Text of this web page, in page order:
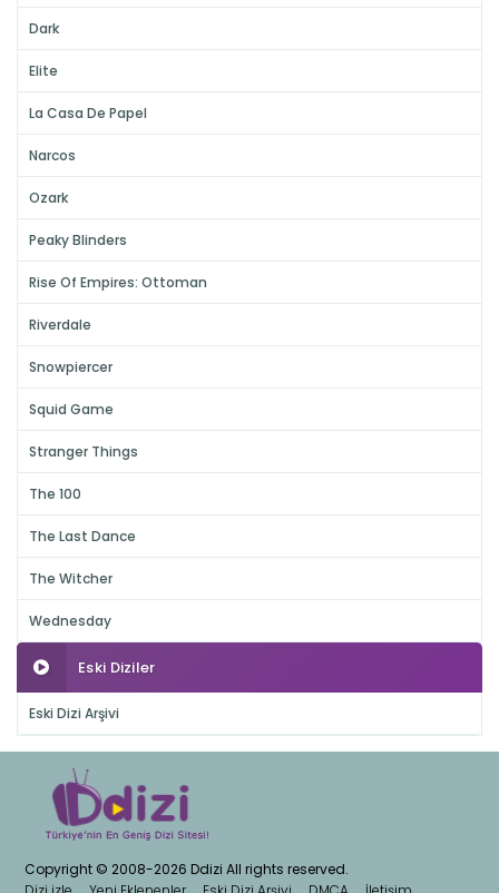
Dark
Elite
La Casa De Papel
Narcos
Ozark
Peaky Blinders
Rise Of Empires: Ottoman
Riverdale
Snowpiercer
Squid Game
Stranger Things
The 100
The Last Dance
The Witcher
Wednesday
Eski Diziler
Eski Dizi Arşivi
Copyright © 2008-2026 Ddizi All rights reserved.